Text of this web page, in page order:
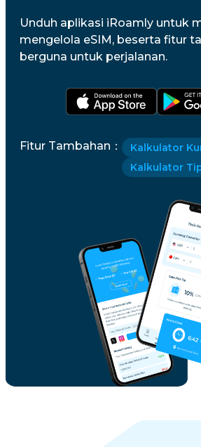
Unduh aplikasi iRoamly untuk
mengelola eSIM, beserta fitur
berguna untuk perjalanan.
Fitur Tambahan ：
Kalkulator
Kalkulator